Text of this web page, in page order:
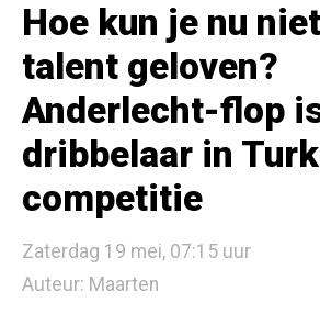
Hoe kun je nu
talent geloven?
Anderlecht-flop
dribbelaar in
competitie
Zaterdag 19 mei, 07:15 uur
Auteur: Maarten